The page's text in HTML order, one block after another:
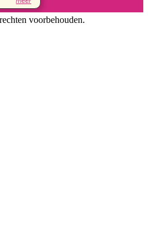
voorbehouden.